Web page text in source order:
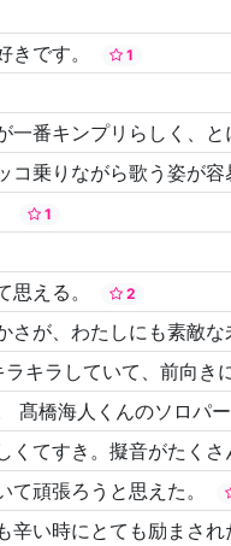
きです。
1
番キンプリらしく、と
乗りながら歌う姿が容
1
思える。 2
さが、わたしにも素敵
キラしていて、前向き
髙橋海人くんのソロパ
てすき。擬音がたく
て頑張ろうと思えた。
い時にとても励まさ